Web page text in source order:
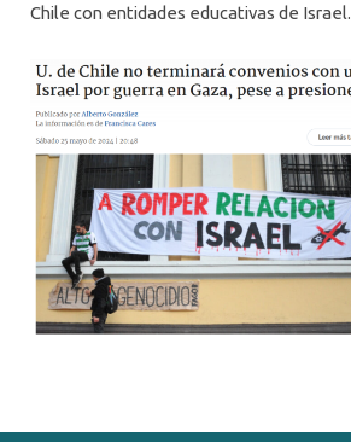
Chile con entidades educativas de Israel.